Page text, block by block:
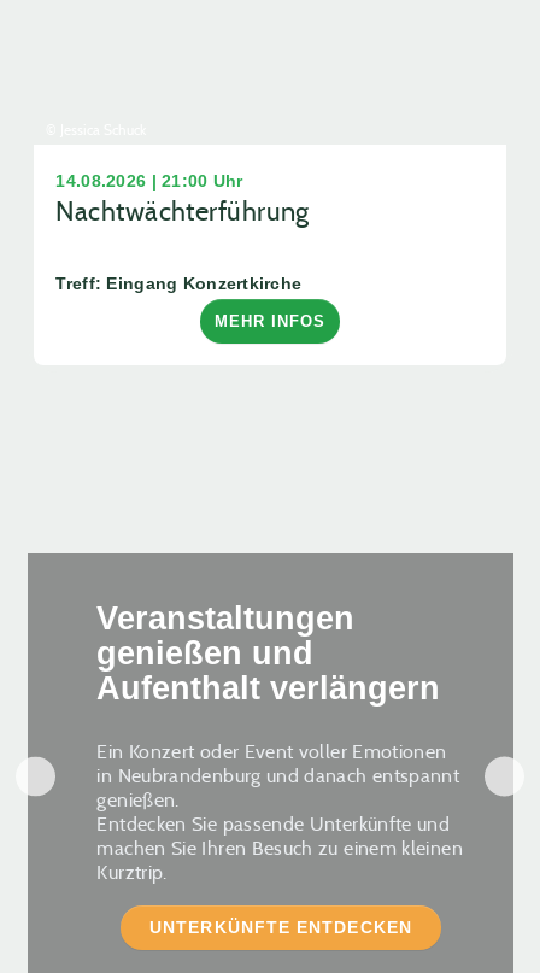
14.08.2026 | 21:00 Uhr
Nachtwächterführung
Treff: Eingang Konzertkirche
MEHR INFOS
Veranstaltungen
genießen und
Aufenthalt verlängern
Ein Konzert oder Event voller Emotionen
in Neubrandenburg und danach entspannt
genießen.
Entdecken Sie passende Unterkünfte und
machen Sie Ihren Besuch zu einem kleinen
Kurztrip.
UNTERKÜNFTE ENTDECKEN